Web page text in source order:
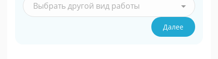
Выбрать другой вид работы
Далее